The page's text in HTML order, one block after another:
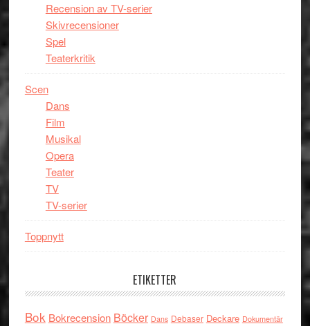
Recension av TV-serier
Skivrecensioner
Spel
Teaterkritik
Scen
Dans
Film
Musikal
Opera
Teater
TV
TV-serier
Toppnytt
ETIKETTER
Bok Bokrecension Böcker Dans Debaser Deckare Dokumentär